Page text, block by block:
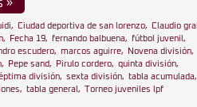
»
, Ciudad deportiva de san lorenzo, Claudio
, Fecha 19, fernando balbuena, fútbol juvenil ,
escudero, marcos aguirre, Novena división,
, Pepe sand, Pirulo cordero, quinta división,
división, sexta división, tabla acumulada,
, tabla general , Torneo juveniles lpf